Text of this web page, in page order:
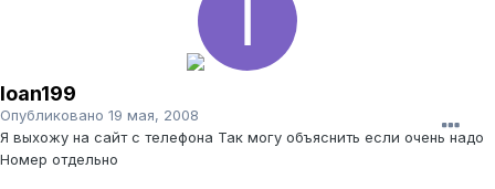
Ioan199
Опубликовано 19 мая, 2008
Я выхожу на сайт с телефона Так могу объяснить если очень надо
Номер отдельно